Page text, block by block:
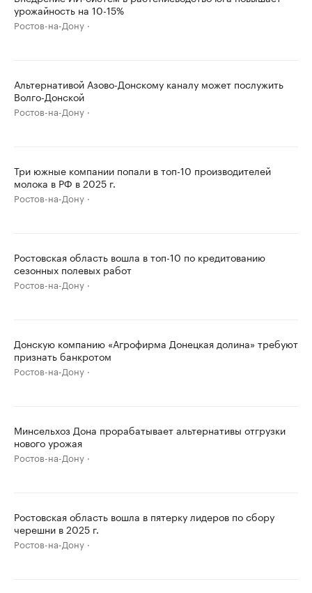
урожайность на 10-15%
Ростов-на-Дону
Альтернативой Азово-Донскому каналу может послужить
Волго-Донской
Ростов-на-Дону
Три южные компании попали в топ-10 производителей
молока в РФ в 2025 г.
Ростов-на-Дону
Ростовская область вошла в топ-10 по кредитованию
сезонных полевых работ
Ростов-на-Дону
Донскую компанию «Агрофирма Донецкая долина» требуют
признать банкротом
Ростов-на-Дону
Минсельхоз Дона прорабатывает альтернативы отгрузки
нового урожая
Ростов-на-Дону
Ростовская область вошла в пятерку лидеров по сбору
черешни в 2025 г.
Ростов-на-Дону